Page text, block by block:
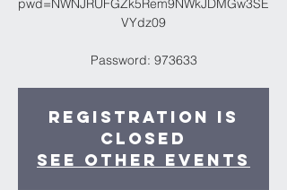
pwd=NWNJRUFGZk5Rem9NWkJDMGw3SE
VYdz09
Password: 973633
Registration is
Closed
See other events